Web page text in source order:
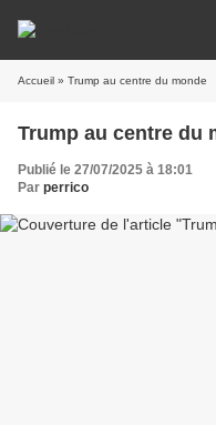
Accueil » Trump au centre du monde
Trump au centre du
Publié le 27/07/2025 à 18:01
Par perrico